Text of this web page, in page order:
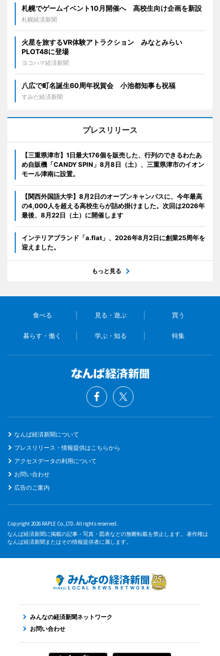
札幌でゲームイベント10月開催へ 高校生向け企画を新設
札幌経済新聞
火星を旅するVR体験アトラクション みなとみらい
PLOT48に登場
ヨコハマ経済新聞
八広で町名誕生60周年祝賀会 小池都知事も祝福
すみだ経済新聞
プレスリリース
【三重県津市】1日最大176個を販売した、行列のできるわたあ
め自販機「CANDY SPIN」8月8日（土）、三重県津市のイオン
モール津南に設置。
【関西外国語大学】8月2日のオープンキャンパスに、今年最高
の4,000人を超える高校生らが詰め掛けました。次回は2026年
最後、8月22日（土）に開催します
インテリアブランド「a.flat」、2026年8月2日に創業25周年を
迎えました。
もっと見る
食べる 見る・遊ぶ 買う
暮らす・働く 学ぶ・知る 特集
なんば経済新聞について
プレスリリース・情報提供はこちらから
アクセスデータの利用について
お問い合わせ
広告のご案内
Copyright 2026 RAPLE Co.,LTD. All rights reserved.
なんば経済新聞に掲載の記事・写真・図表などの無断転載を禁止します。 著作権は
なんば経済新聞またはその情報提供者に属します。
みんなの経済新聞ネットワーク
お問い合わせ